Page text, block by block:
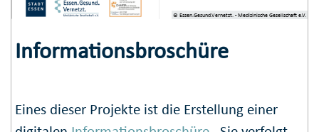
© Essen.Gesund.Vernetzt. - Medizinische Gesellschaft e.V.
Informationsbroschüre
Eines dieser Projekte ist die Erstellung einer